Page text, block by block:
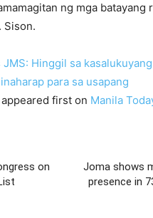
ng mga batayang
Sison.
JMS: Hinggil sa kasalukuyang
para sa usapang
appeared first on Manila
on
Joma shows
presence in